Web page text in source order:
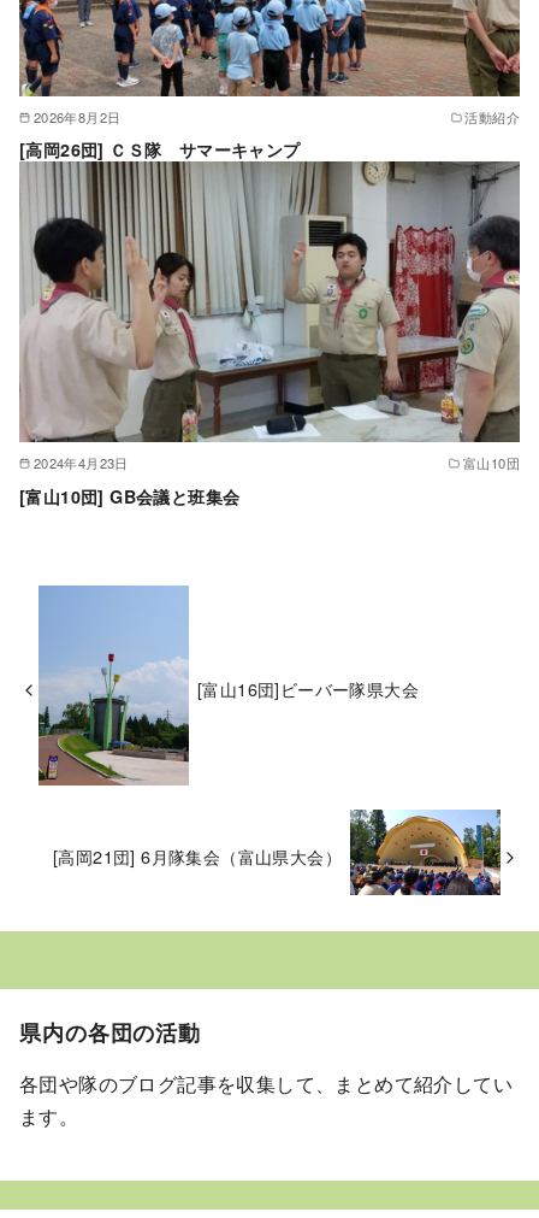
2026年8月2日 活動紹介
[高岡26団] ＣＳ隊 サマーキャンプ
2024年4月23日 富山10団
[富山10団] GB会議と班集会
[富山16団]ビーバー隊県大会
[高岡21団] 6月隊集会（富山県大会）
県内の各団の活動
各団や隊のブログ記事を収集して、まとめて紹介してい
ます。